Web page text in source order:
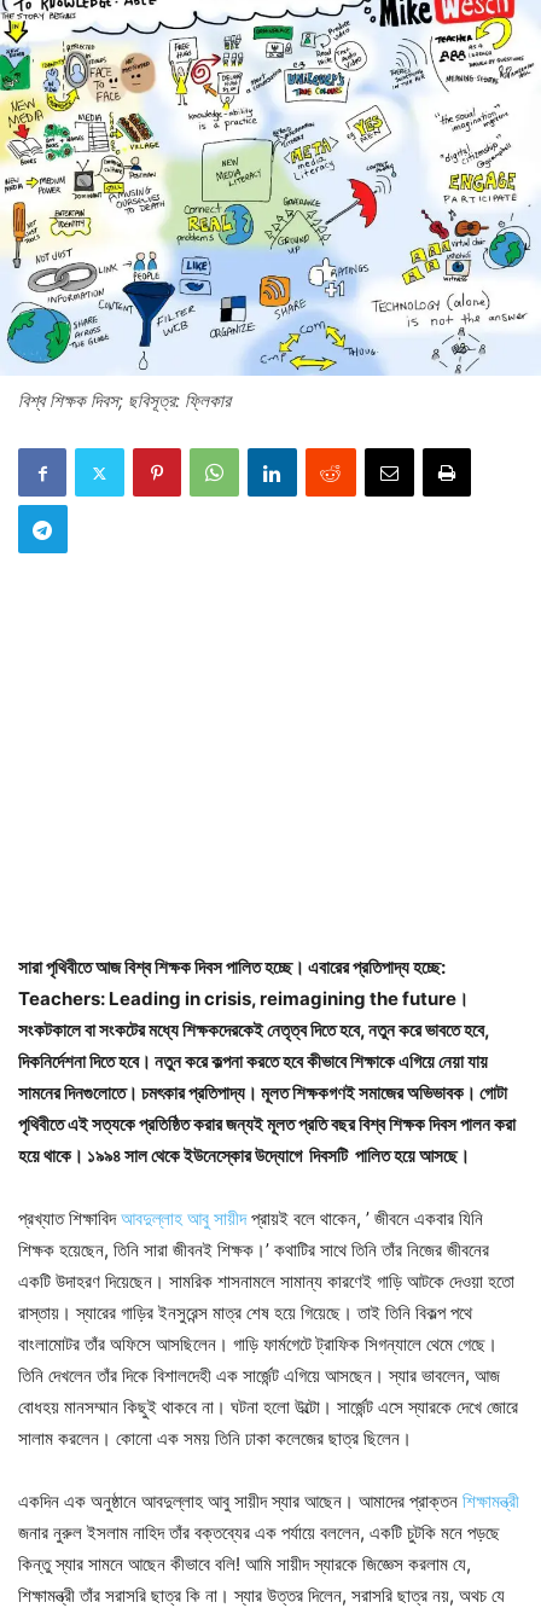
বিশ্ব শিক্ষক দিবস; ছবিসূত্র: ফ্লিকার
সারা পৃথিবীতে আজ বিশ্ব শিক্ষক দিবস পালিত হচ্ছে। এবারের প্রতিপাদ্য হচ্ছে:
Teachers: Leading in crisis, reimagining the future।
সংকটকালে বা সংকটের মধ্যে শিক্ষকদেরকেই নেতৃত্ব দিতে হবে, নতুন করে ভাবতে হবে,
দিকনির্দেশনা দিতে হবে। নতুন করে কল্পনা করতে হবে কীভাবে শিক্ষাকে এগিয়ে নেয়া যায়
সামনের দিনগুলোতে। চমৎকার প্রতিপাদ্য। মূলত শিক্ষকগণই সমাজের অভিভাবক। গোটা
পৃথিবীতে এই সত্যকে প্রতিষ্ঠিত করার জন্যই মূলত প্রতি বছর বিশ্ব শিক্ষক দিবস পালন করা
হয়ে থাকে। ১৯৯৪ সাল থেকে ইউনেস্কোর উদ্যোগে দিবসটি পালিত হয়ে আসছে।
প্রখ্যাত শিক্ষাবিদআবদুল্লাহ আবু সায়ীদপ্রায়ই বলে থাকেন, ’ জীবনে একবার যিনি
শিক্ষক হয়েছেন, তিনি সারা জীবনই শিক্ষক।’ কথাটির সাথে তিনি তাঁর নিজের জীবনের
একটি উদাহরণ দিয়েছেন। সামরিক শাসনামলে সামান্য কারণেই গাড়ি আটকে দেওয়া হতো
রাস্তায়। স্যারের গাড়ির ইনসুরেন্স মাত্র শেষ হয়ে গিয়েছে। তাই তিনি বিকল্প পথে
বাংলামোটর তাঁর অফিসে আসছিলেন। গাড়ি ফার্মগেটে ট্রাফিক সিগন্যালে থেমে গেছে।
তিনি দেখলেন তাঁর দিকে বিশালদেহী এক সার্জেন্ট এগিয়ে আসছেন। স্যার ভাবলেন, আজ
বোধহয় মানসম্মান কিছুই থাকবে না। ঘটনা হলো উল্টো। সার্জেন্ট এসে স্যারকে দেখে জোরে
সালাম করলেন। কোনো এক সময় তিনি ঢাকা কলেজের ছাত্র ছিলেন।
একদিন এক অনুষ্ঠানে আবদুল্লাহ আবু সায়ীদ স্যার আছেন। আমাদের প্রাক্তন শিক্ষামন্ত্রী
জনার নুরুল ইসলাম নাহিদ তাঁর বক্তব্যের এক পর্যায়ে বললেন, একটি চুটকি মনে পড়ছে
কিন্তু স্যার সামনে আছেন কীভাবে বলি! আমি সায়ীদ স্যারকে জিজ্ঞেস করলাম যে,
শিক্ষামন্ত্রী তাঁর সরাসরি ছাত্র কি না। স্যার উত্তর দিলেন, সরাসরি ছাত্র নয়, অথচ যে